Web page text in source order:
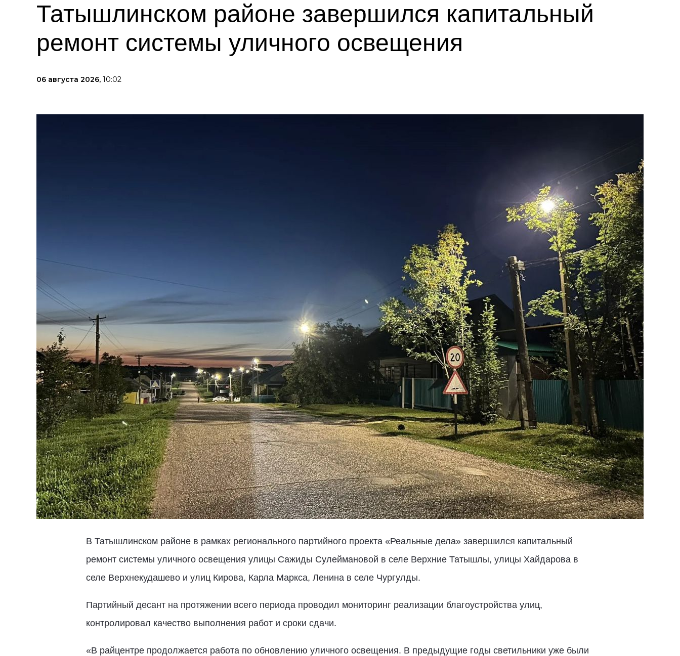
Татышлинском районе завершился капитальный
ремонт системы уличного освещения
06 августа 2026, 10:02
В Татышлинском районе в рамках регионального партийного проекта «Реальные дела» завершился капитальный
ремонт системы уличного освещения улицы Сажиды Сулеймановой в селе Верхние Татышлы, улицы Хайдарова в
селе Верхнекудашево и улиц Кирова, Карла Маркса, Ленина в селе Чургулды.
Партийный десант на протяжении всего периода проводил мониторинг реализации благоустройства улиц,
контролировал качество выполнения работ и сроки сдачи.
«В райцентре продолжается работа по обновлению уличного освещения. В предыдущие годы светильники уже были